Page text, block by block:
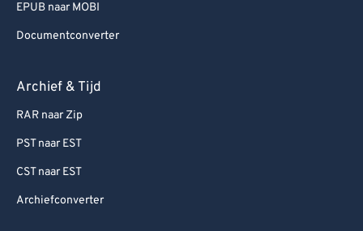
EPUB naar MOBI
Documentconverter
Archief & Tijd
RAR naar Zip
PST naar EST
CST naar EST
Archiefconverter